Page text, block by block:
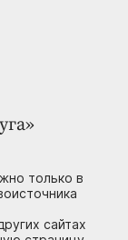
только в
сайтах